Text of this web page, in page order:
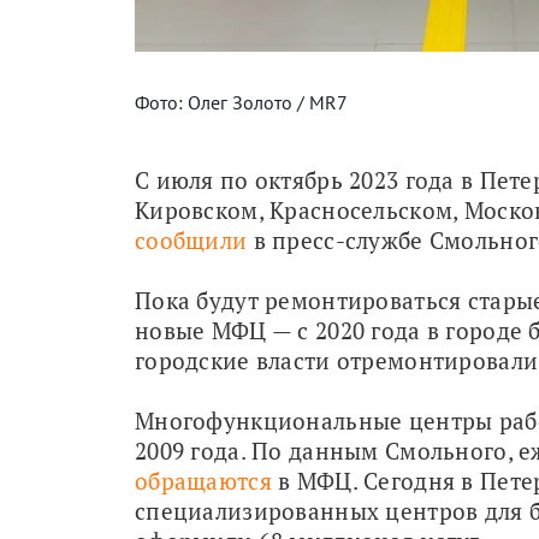
Фото: Олег Золото / MR7
С июля по октябрь 2023 года в
сообщили в пресс-службе
Пока будут ремонтироваться
новые МФЦ — с 2020 года в городе
городские власти
Многофункциональные центры
обращаются в МФЦ. Сегодня в
специализированных центров